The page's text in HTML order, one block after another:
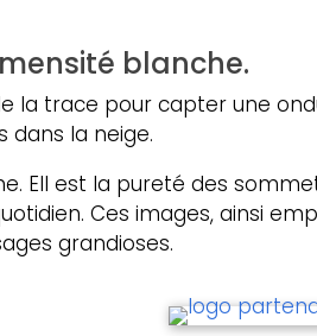
blanche.
la trace pour capter une
dans la neige.
Ell est la pureté des
Ces images, ainsi
grandioses.